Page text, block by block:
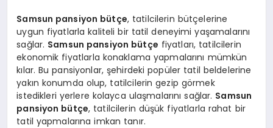
Samsun pansiyon bütçe, tatilcilerin bütçelerine
uygun fiyatlarla kaliteli bir tatil deneyimi yaşamalarını
sağlar. Samsun pansiyon bütçe fiyatları, tatilcilerin
ekonomik fiyatlarla konaklama yapmalarını mümkün
kılar. Bu pansiyonlar, şehirdeki popüler tatil beldelerine
yakın konumda olup, tatilcilerin gezip görmek
istedikleri yerlere kolayca ulaşmalarını sağlar. Samsun
pansiyon bütçe, tatilcilerin düşük fiyatlarla rahat bir
tatil yapmalarına imkan tanır.